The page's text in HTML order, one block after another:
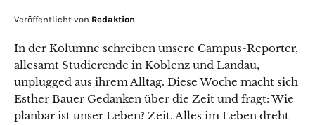
Veröffentlicht von Redaktion
In der Kolumne schreiben unsere Campus-Reporter,
allesamt Studierende in Koblenz und Landau,
unplugged aus ihrem Alltag. Diese Woche macht sich
Esther Bauer Gedanken über die Zeit und fragt: Wie
planbar ist unser Leben? Zeit. Alles im Leben dreht